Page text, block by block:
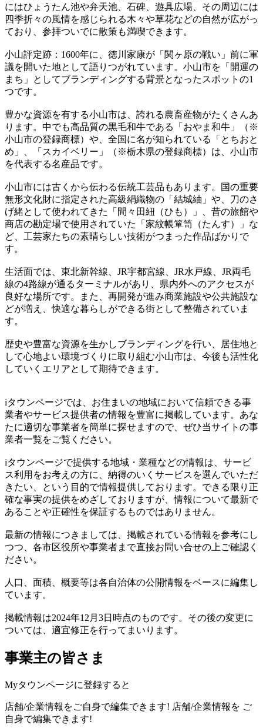
にはひょうたん池や弁天池、石碑、遊具広場、その周辺には
四季折々の風情を感じられる木々や草花などの自然が広がっ
ており、参拝ついでに散策も満喫できます。
小山評定跡：1600年に、徳川家康が「関ヶ原の戦い」前に軍
議を開いた地として語りつがれています。小山市を「開運の
まち」としてブランディングする背景となったスポットの1
つです。
豊かな資源を有する小山市は、誇れる農畜産物がたくさんあ
ります。中でも高品質の黒毛和牛である「おやま和牛」（※
小山市の登録商標）や、全国に名が知られている「とちおと
め」、「スカイベリー」（※栃木県の登録商標）は、小山市
を代表する名産品です。
小山市には古くから伝わる伝統工芸品もあります。国の重要
無形文化財に指定された高級絹織物の「結城紬」や、刀のさ
げ緒として使われてきた「間々田紐（ひも）」、昔の旅館や
商店の勘定場で使用されていた「家紋帳箪笥（たんす）」な
ど、工芸家たちの素晴らしい技術がつまった作品ばかりで
す。
生活面では、東北新幹線、JR宇都宮線、JR水戸線、JR両毛
線の4路線が通るターミナルがあり、県内外へのアクセスが
良好な場所です。また、再開発が進み商業施設や公共施設な
どが増え、快適な暮らしができる街として整備されていま
す。
歴史や豊富な資源を生かしブランディングを行い、居住地と
して心地よい環境づくりに取り組む小山市は、今後も活性化
していくエリアとして期待できます。
iタウンページでは、お住まいの地域において信頼できる事
業者やサービス提供者の情報を豊富に掲載しています。あな
たに適切な事業者を簡単に探せますので、ぜひ当サイトの事
業者一覧をご覧ください。
iタウンページで提供する地域・業種などの情報は、サービ
ス利用をお考えの方に、納得のいくサービスを選んでいただ
きたい、という目的で情報提供しております。できる限り正
確な事実の提供をめざしておりますが、情報について最新で
あることや正確性を保証するものではありません。
最新の情報につきましては、掲載されている情報を参考にし
つつ、各市区役所や事業者まで直接お問い合せの上ご確認く
ださい。
人口、面積、概要等は各自治体の公開情報をベースに編集し
ています。
掲載情報は2024年12月3日時点のものです。その後の変更に
ついては、適宜修正を行ってまいります。
事業主の皆さま
Myタウンページに登録すると
店舗/企業情報をご自身で編集できます! 店舗/企業情報を ご
自身で編集できます!